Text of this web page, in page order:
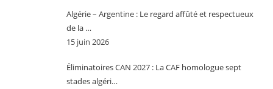
Algérie – Argentine : Le regard affûté et respectueux
de la …
15 juin 2026
Éliminatoires CAN 2027 : La CAF homologue sept
stades algéri…